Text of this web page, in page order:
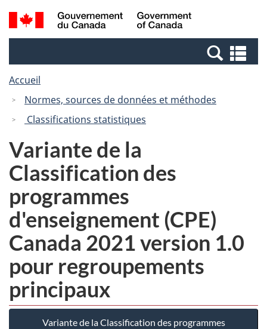
Passer
au
Passer
à
Canada
Recherche
et
et
Accueil
Normes, sources de données et méthodes
Classifications statistiques
Variante de la
Classification des
programmes
d'enseignement (CPE)
Canada 2021 version 1.0
pour regroupements
principaux
Variante de la Classification des programmes